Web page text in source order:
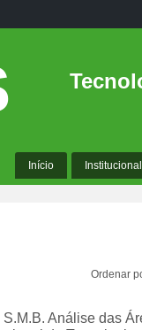
Início Institucional
Ordenar
Análise das